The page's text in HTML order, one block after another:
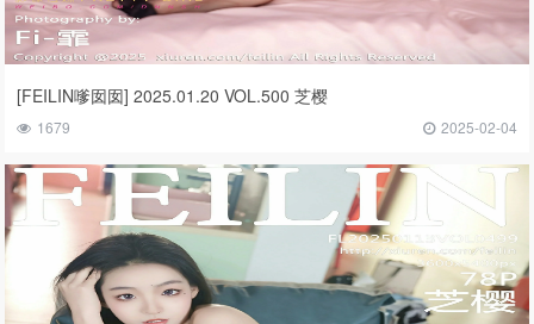
[FEILIN嗲囡囡] 2025.01.20 VOL.500 芝樱
1679 2025-02-04